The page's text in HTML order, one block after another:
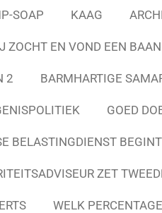
SOAP KAAG
ZOCHT EN VOND EEN BAAN
2 BARMHARTIGE
GOED
BELASTINGDIENST
ZET
WELK